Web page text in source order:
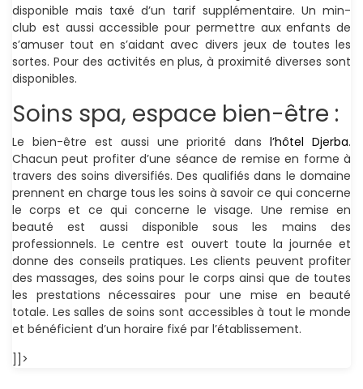
disponible mais taxé d’un tarif supplémentaire. Un min-
club est aussi accessible pour permettre aux enfants de
s’amuser tout en s’aidant avec divers jeux de toutes les
sortes. Pour des activités en plus, à proximité diverses sont
disponibles.
Soins spa, espace bien-être :
Le bien-être est aussi une priorité dansl’hôtel Djerba.
Chacun peut profiter d’une séance de remise en forme à
travers des soins diversifiés. Des qualifiés dans le domaine
prennent en charge tous les soins à savoir ce qui concerne
le corps et ce qui concerne le visage. Une remise en
beauté est aussi disponible sous les mains des
professionnels. Le centre est ouvert toute la journée et
donne des conseils pratiques. Les clients peuvent profiter
des massages, des soins pour le corps ainsi que de toutes
les prestations nécessaires pour une mise en beauté
totale. Les salles de soins sont accessibles à tout le monde
et bénéficient d’un horaire fixé par l’établissement.
]]>